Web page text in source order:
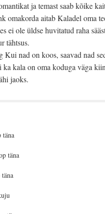
ja temast saab kõike
omakorda aitab Kaladel oma
ole üldse huvitatud raha
tähtsus.
nad on koos, saavad nad
kala on oma koduga väga
jaoks.
täna
täna